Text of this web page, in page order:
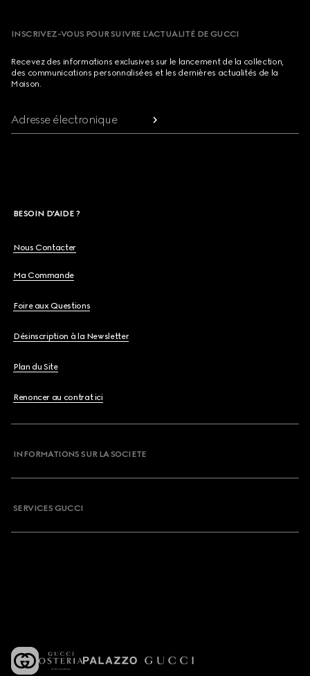
INSCRIVEZ-VOUS POUR SUIVRE L’ACTUALITÉ DE GUCCI
Recevez des informations exclusives sur le lancement de la collection,
des communications personnalisées et les dernières actualités de la
Maison.
Adresse électronique
BESOIN D'AIDE ?
Nous Contacter
Ma Commande
Foire aux Questions
Désinscription à la Newsletter
Plan du Site
Renoncer au contrat ici
INFORMATIONS SUR LA SOCIETE
SERVICES GUCCI